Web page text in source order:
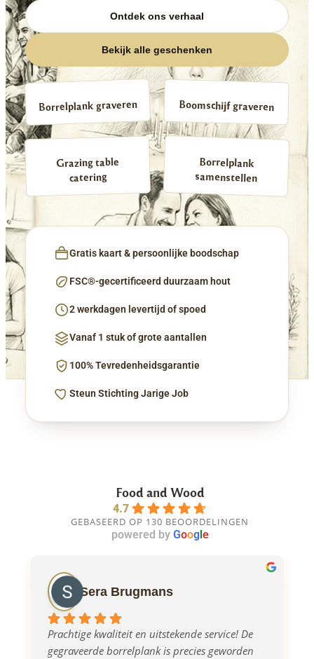
Ontdek ons verhaal
Bekijk alle geschenken
Borrelplank graveren Boomschijf graveren
Grazing table
catering
Borrelplank
samenstellen
Gratis kaart & persoonlijke boodschap
FSC®-gecertificeerd duurzaam hout
2 werkdagen levertijd of spoed
Vanaf 1 stuk of grote aantallen
100% Tevredenheidsgarantie
Steun Stichting Jarige Job
Food and Wood
4.7
GEBASEERD OP 130 BEOORDELINGEN
powered by Googl e
Sera Brugmans
Prachtige kwaliteit en uitstekende service! De
gegraveerde borrelplank is precies geworden